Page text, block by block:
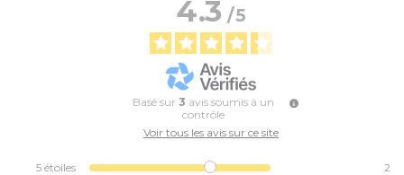
4.3/5
Basé sur 3 avis soumis à un
contrôle
Voir tous les avis sur ce site
5 étoiles
2